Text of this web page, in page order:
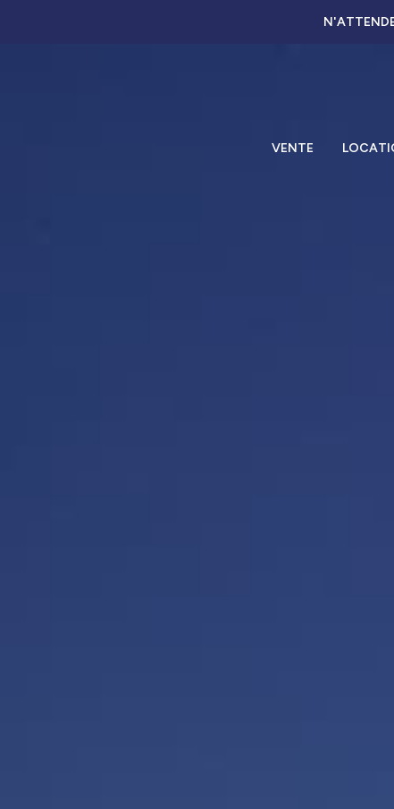
VENTE